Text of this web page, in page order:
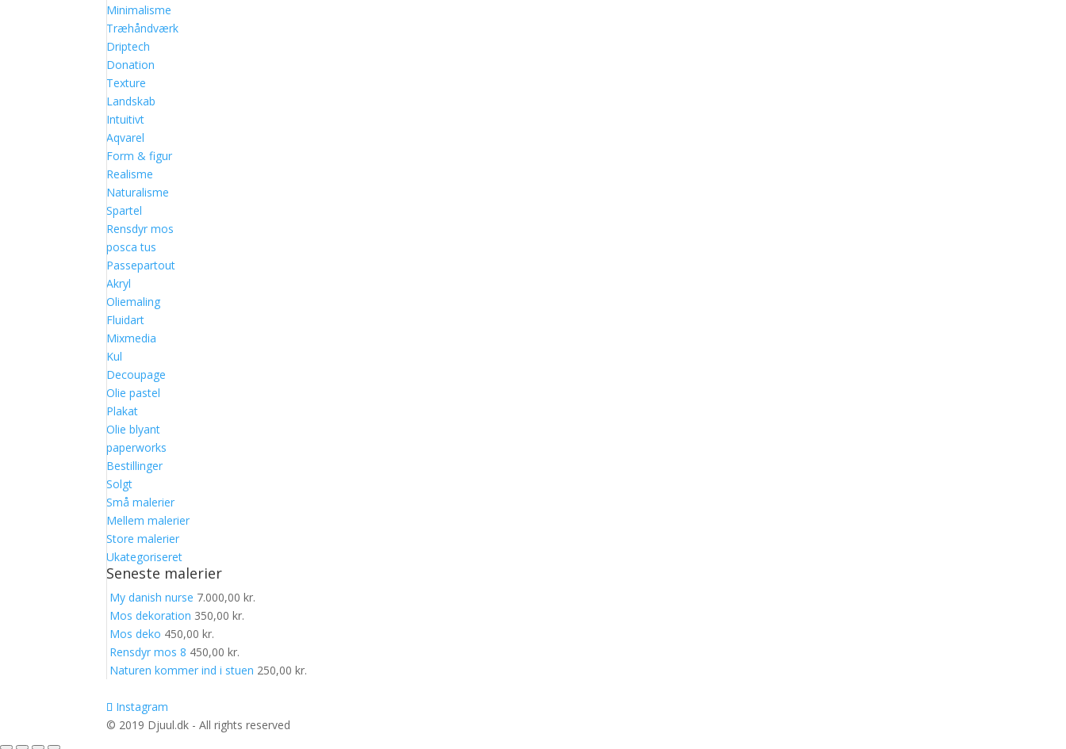
Minimalisme
Træhåndværk
Driptech
Donation
Texture
Landskab
Intuitivt
Aqvarel
Form & figur
Realisme
Naturalisme
Spartel
Rensdyr mos
posca tus
Passepartout
Akryl
Oliemaling
Fluidart
Mixmedia
Kul
Decoupage
Olie pastel
Plakat
Olie blyant
paperworks
Bestillinger
Solgt
Små malerier
Mellem malerier
Store malerier
Ukategoriseret
Seneste malerier
My danish nurse 7.000,00kr.
Mos dekoration 350,00kr.
Mos deko 450,00kr.
Rensdyr mos 8 450,00kr.
Naturen kommer ind i stuen 250,00kr.
Instagram
© 2019 Djuul.dk - All rights reserved